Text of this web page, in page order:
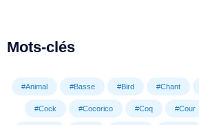
Mots-clés
#Animal #Basse #Bird #Chant
#Cock #Cocorico #Coq #Cour